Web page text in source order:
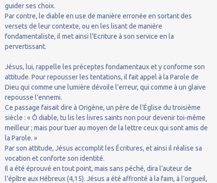
guider ses choix.
Par contre, le diable en use de manière erronée en sortant des
versets de leur contexte, ou en les lisant de manière
fondamentaliste, il met ainsi l’Ecriture à son service en la
pervertissant.
Jésus, lui, rappelle les préceptes fondamentaux et y conforme son
attitude. Pour repousser les tentations, il fait appel à la Parole de
Dieu qui comme une lumière dévoile l’erreur, qui comme à un glaive
repousse l’ennemi.
Ce passage faisait dire à Origène, un père de l’Église du troisième
siècle : « Ô diable, tu lis les livres saints non pour devenir toi-même
meilleur ; mais pour tuer au moyen de la lettre ceux qui sont amis de
la Parole. »
Par son attitude, Jésus accomplit les Écritures, et ainsi il réalise sa
vocation et conforte son identité.
Il a été éprouvé en tout point, mais sans péché, dira l’auteur de
l’épître aux Hébreux (4,15). Jésus a été affronté à la faim, à l’orgueil,